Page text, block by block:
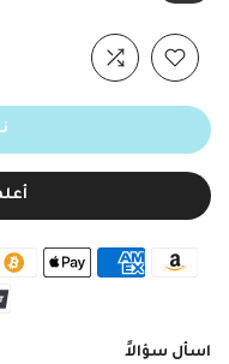
اسأل سؤالاً